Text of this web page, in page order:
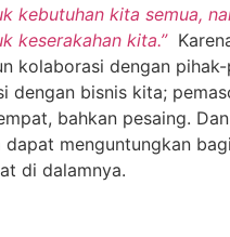
kebutuhan kita semua,
keserakahan kita.”
kolaborasi dengan
dengan bisnis kita;
bahkan pesaing.
dapat menguntungkan
di dalamnya.